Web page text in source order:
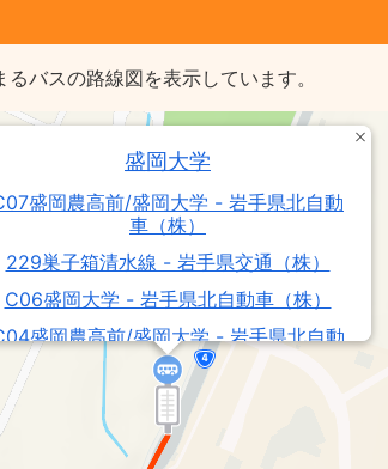
バスの路線図を表示しています。
盛岡大学
盛岡農高前/盛岡大学 - 岩手県北自動
車（株）
229巣子箱清水線 - 岩手県交通（株）
C06盛岡大学 - 岩手県北自動車（株）
盛岡農高前/盛岡大学 - 岩手県北自動
車（株）
巣子盛岡大学線 - 岩手県交通（株）
盛岡農高前・盛岡大学/盛岡駅・バスセ
ンター - 岩手県北自動車（株）